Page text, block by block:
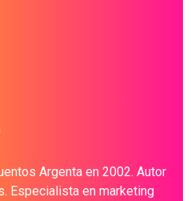
Argenta en 2002. Autor
Especialista en marketing